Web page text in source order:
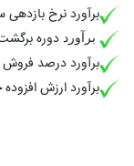
برآورد نرخ بازدهی
برآورد دوره
برآورد درصد
برآورد ارزش